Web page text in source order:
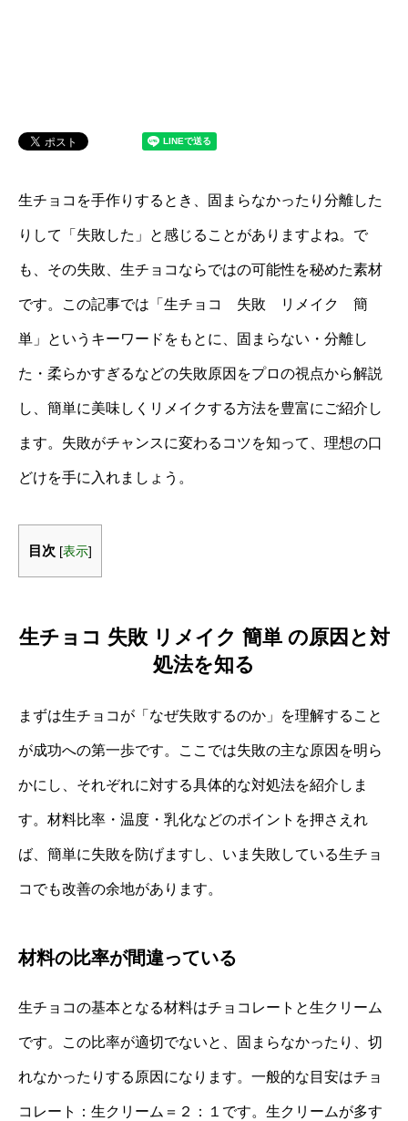
生チョコを手作りするとき、固まらなかったり分離した
りして「失敗した」と感じることがありますよね。で
も、その失敗、生チョコならではの可能性を秘めた素材
です。この記事では「生チョコ 失敗 リメイク 簡
単」というキーワードをもとに、固まらない・分離し
た・柔らかすぎるなどの失敗原因をプロの視点から解説
し、簡単に美味しくリメイクする方法を豊富にご紹介し
ます。失敗がチャンスに変わるコツを知って、理想の口
どけを手に入れましょう。
目次 [表示]
生チョコ 失敗 リメイク 簡単 の原因と対
処法を知る
まずは生チョコが「なぜ失敗するのか」を理解すること
が成功への第一歩です。ここでは失敗の主な原因を明ら
かにし、それぞれに対する具体的な対処法を紹介しま
す。材料比率・温度・乳化などのポイントを押さえれ
ば、簡単に失敗を防げますし、いま失敗している生チョ
コでも改善の余地があります。
材料の比率が間違っている
生チョコの基本となる材料はチョコレートと生クリーム
です。この比率が適切でないと、固まらなかったり、切
れなかったりする原因になります。一般的な目安はチョ
コレート：生クリーム＝２：１です。生クリームが多す